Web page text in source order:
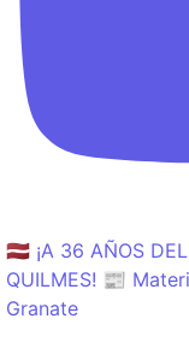
🇱🇻 ¡A 36 AÑOS
QUILMES! 📰
Granate